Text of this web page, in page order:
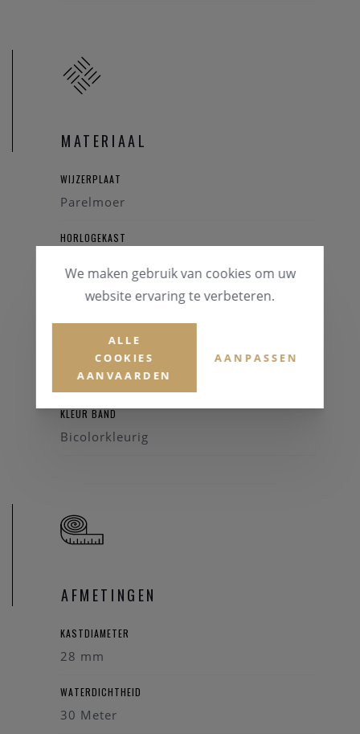
MATERIAAL
WIJZERPLAAT
Parelmoer
HORLOGEKAST
Mineraalglas
HORLOGEBAND
Staal
KLEUR BAND
Bicolorkleurig
AFMETINGEN
KASTDIAMETER
28 mm
WATERDICHTHEID
30 Meter
We maken gebruik van cookies om uw
website ervaring te verbeteren.
ALLE
COOKIES
AANVAARDEN
AANPASSEN